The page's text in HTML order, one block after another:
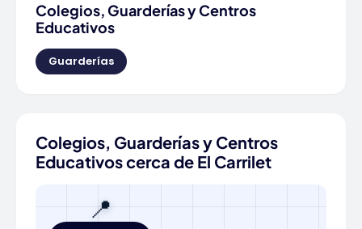
Colegios, Guarderías y Centros
Educativos
Guarderías
Colegios, Guarderías y Centros
Educativos cerca de El Carrilet
📍